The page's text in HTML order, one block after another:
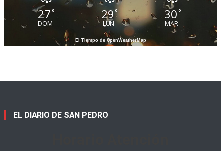
27°
DOM
29 °
LUN
30°
MAR
El Tiempo de OpenWeatherMap
EL DIARIO DE SAN PEDRO